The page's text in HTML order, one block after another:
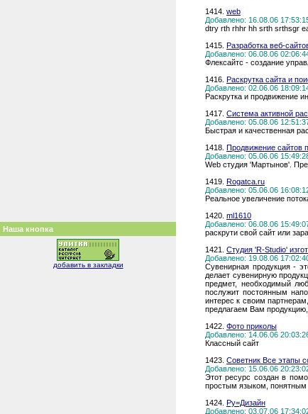
Наша кнопка
добавить в закладки
1414. web
Добавлено: 16.08.06
dtry rth rhhr hh srth srthsgr
1415. Разработка веб-
Добавлено: 06.08.06
Флексайтс - создание
1416. Раскрутка сайта и
Добавлено: 02.06.06
Раскрутка и продвижение
1417. Система активной
Добавлено: 05.08.06
Быстрая и качественная
1418. Продвижение сайтов
Добавлено: 05.06.06
Web студия 'Мартынов'.
1419. Rogatca.ru
Добавлено: 05.06.06
Реальное увеличение
1420. ml1610
Добавлено: 06.08.06
раскрути свой сайт или
1421. Студия 'R-Studio'
Добавлено: 19.08.06
Сувенирная продукция -
делает сувенирную
предмет, необходимый
послужит постоянным
интерес к своим
предлагаем Вам
1422. Фото приколы
Добавлено: 14.06.06
Классный сайт
1423. Советник Все этапы
Добавлено: 15.06.06
Этот ресурс создан в
простым языком, понятным
1424. Ру=Дизайн
Добавлено: 03.07.06